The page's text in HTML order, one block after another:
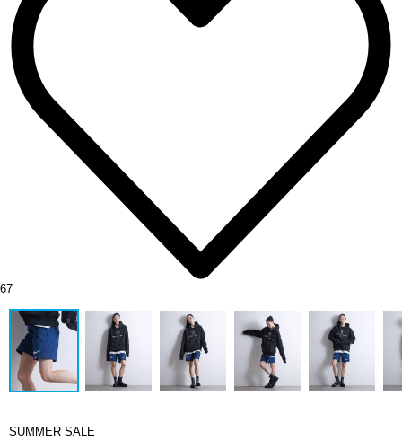
67
SUMMER SALE